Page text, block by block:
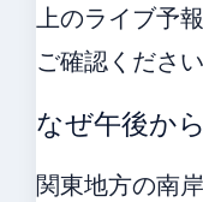
上のライブ予
ご確認ください
なぜ午後か
関東地方の南